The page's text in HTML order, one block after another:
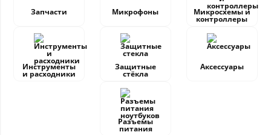
Запчасти Микрофоны Микросхемы и
контроллеры
Инструменты
и расходники
Защитные
стёкла
Аксессуары
Разъемы
питания